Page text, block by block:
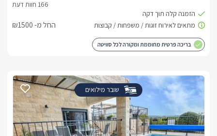
החל מ- ₪1500
בריכה פרטית מחוממת ומקורה לכל סוויטה
שובר מילואים